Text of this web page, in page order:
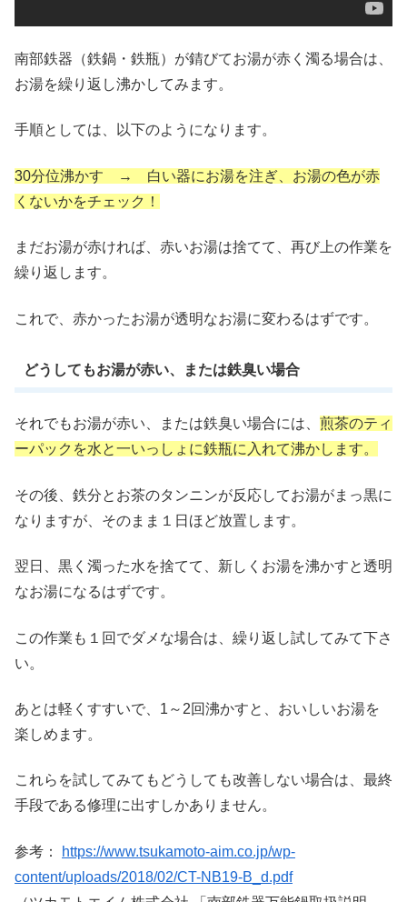
南部鉄器（鉄鍋・鉄瓶）が錆びてお湯が赤く濁る場合は、
お湯を繰り返し沸かしてみます。
手順としては、以下のようになります。
30分位沸かす → 白い器にお湯を注ぎ、お湯の色が赤
くないかをチェック！
まだお湯が赤ければ、赤いお湯は捨てて、再び上の作業を
繰り返します。
これで、赤かったお湯が透明なお湯に変わるはずです。
どうしてもお湯が赤い、または鉄臭い場合
それでもお湯が赤い、または鉄臭い場合には、 煎茶のティ
ーパックを水と一いっしょに鉄瓶に入れて沸かします。
その後、鉄分とお茶のタンニンが反応してお湯がまっ黒に
なりますが、そのまま１日ほど放置します。
翌日、黒く濁った水を捨てて、新しくお湯を沸かすと透明
なお湯になるはずです。
この作業も１回でダメな場合は、繰り返し試してみて下さ
い。
あとは軽くすすいで、1～2回沸かすと、おいしいお湯を
楽しめます。
これらを試してみてもどうしても改善しない場合は、最終
手段である修理に出すしかありません。
参考：
https://www.tsukamoto-aim.co.jp/wp-
content/uploads/2018/02/CT-NB19-B_d.pdf